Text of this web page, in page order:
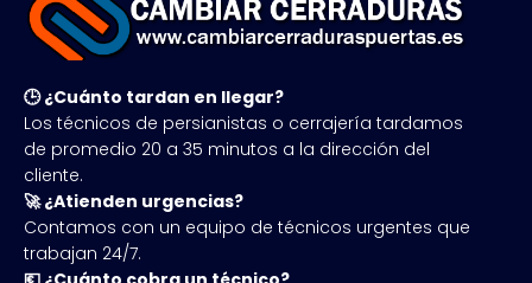
🕒 ¿Cuánto tardan en llegar?
Los técnicos de persianistas o cerrajería tardamos
de promedio 20 a 35 minutos a la dirección del
cliente.
🚀 ¿Atienden urgencias?
Contamos con un equipo de técnicos urgentes que
trabajan 24/7.